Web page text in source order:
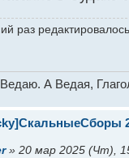
раз
А Ведая,
» 20 мар 2025 (Чт),